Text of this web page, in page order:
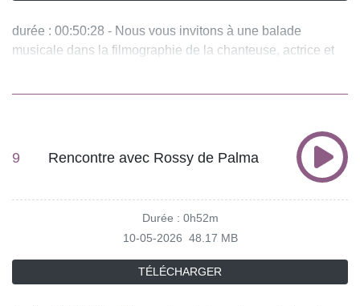
durée : 00:50:28 - Nous vous invitons à une balade
musicale dans la filmographie de la chanteuse, actrice et
9 Rencontre avec Rossy de Palma
Durée : 0h52m
10-05-2026 48.17 MB
TÉLÉCHARGER